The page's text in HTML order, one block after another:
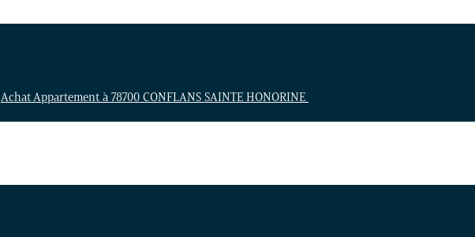
Achat Appartement à 78700 CONFLANS SAINTE HONORINE